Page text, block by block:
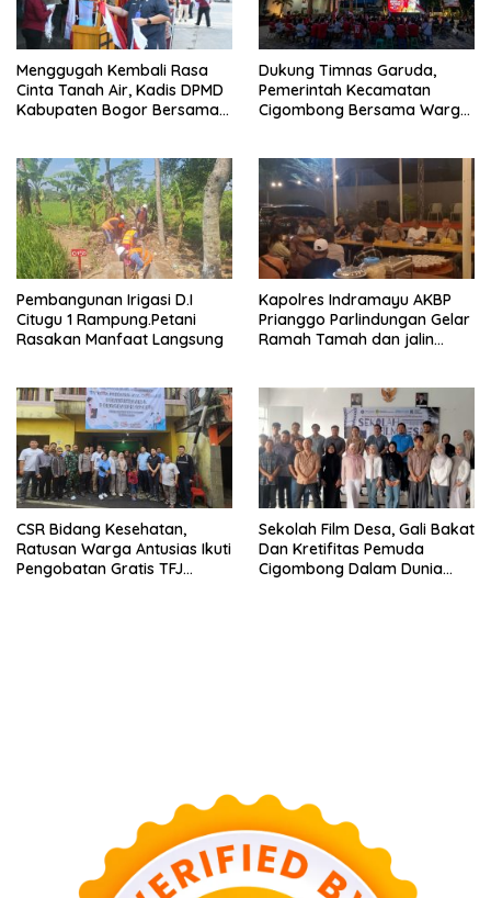
Menggugah Kembali Rasa
Cinta Tanah Air, Kadis DPMD
Kabupaten Bogor Bersama
Masyarakat Dan Pengguna
Jalan.
Dukung Timnas Garuda,
Pemerintah Kecamatan
Cigombong Bersama Warga
Pembangunan Irigasi D.I
Citugu 1 Rampung.Petani
Rasakan Manfaat Langsung
Kapolres Indramayu AKBP
Prianggo Parlindungan Gelar
Ramah Tamah dan jalin
CSR Bidang Kesehatan,
Ratusan Warga Antusias Ikuti
Pengobatan Gratis TFJ
Sekolah Film Desa, Gali Bakat
Dan Kretifitas Pemuda
Cigombong Dalam Dunia